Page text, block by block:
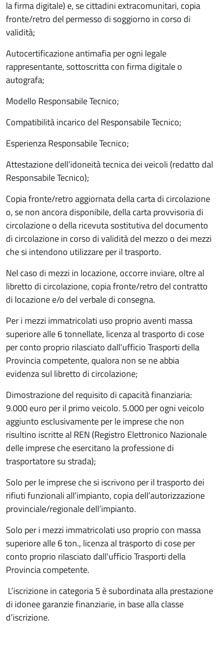
la firma digitale) e, se cittadini extracomunitari, copia
fronte/retro del permesso di soggiorno in corso di
validità;
Autocertificazione antimafia per ogni legale
rappresentante, sottoscritta con firma digitale o
autografa;
Modello Responsabile Tecnico;
Compatibilità incarico del Responsabile Tecnico;
Esperienza Responsabile Tecnico;
Attestazione dell’idoneità tecnica dei veicoli (redatto dal
Responsabile Tecnico);
Copia fronte/retro aggiornata della carta di circolazione
o, se non ancora disponibile, della carta provvisoria di
circolazione o della ricevuta sostitutiva del documento
di circolazione in corso di validità del mezzo o dei mezzi
che si intendono utilizzare per il trasporto.
Nel caso di mezzi in locazione, occorre inviare, oltre al
libretto di circolazione, copia fronte/retro del contratto
di locazione e/o del verbale di consegna.
Per i mezzi immatricolati uso proprio aventi massa
superiore alle 6 tonnellate, licenza al trasporto di cose
per conto proprio rilasciato dall'ufficio Trasporti della
Provincia competente, qualora non se ne abbia
evidenza sul libretto di circolazione;
Dimostrazione del requisito di capacità finanziaria:
9.000 euro per il primo veicolo. 5.000 per ogni veicolo
aggiunto esclusivamente per le imprese che non
risultino iscritte al REN (Registro Elettronico Nazionale
delle imprese che esercitano la professione di
trasportatore su strada);
Solo per le imprese che si iscrivono per il trasporto dei
rifiuti funzionali all’impianto, copia dell’autorizzazione
provinciale/regionale dell’impianto.
Solo per i mezzi immatricolati uso proprio con massa
superiore alle 6 ton., licenza al trasporto di cose per
conto proprio rilasciato dall'ufficio Trasporti della
Provincia competente.
L’iscrizione in categoria 5 è subordinata alla prestazione
di idonee garanzie finanziarie, in base alla classe
d’iscrizione.